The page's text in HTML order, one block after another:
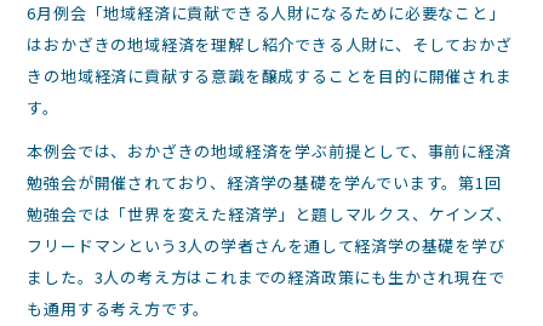
6月例会「地域経済に貢献できる人財になるために必要なこと」
はおかざきの地域経済を理解し紹介できる人財に、そしておかざ
きの地域経済に貢献する意識を醸成することを目的に開催されま
す。
本例会では、おかざきの地域経済を学ぶ前提として、事前に経済
勉強会が開催されており、経済学の基礎を学んでいます。第1回
勉強会では「世界を変えた経済学」と題しマルクス、ケインズ、
フリードマンという3人の学者さんを通して経済学の基礎を学び
ました。3人の考え方はこれまでの経済政策にも生かされ現在で
も通用する考え方です。